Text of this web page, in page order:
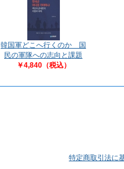
韓国軍どこへ行くのか 国
民の軍隊への志向と課題
￥4,840（税込）
特定商取引法に